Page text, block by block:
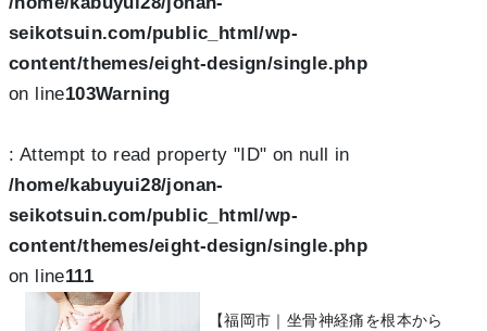
seikotsuin.com/public_html/wp-
content/themes/eight-design/single.php
on line103Warning
: Attempt to read property "ID" on null in
/home/kabuyui28/jonan-
seikotsuin.com/public_html/wp-
content/themes/eight-design/single.php
on line111
【福岡市｜坐骨神経痛を根本から